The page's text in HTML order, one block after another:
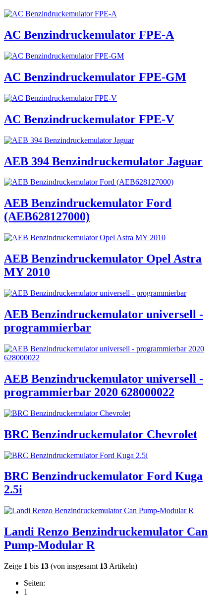
AC Benzindruckemulator FPE-A
AC Benzindruckemulator FPE-GM
AC Benzindruckemulator FPE-V
AEB 394 Benzindruckemulator Jaguar
AEB Benzindruckemulator Ford
(AEB628127000)
AEB Benzindruckemulator Opel Astra
MY 2010
AEB Benzindruckemulator universell -
programmierbar
AEB Benzindruckemulator universell -
programmierbar 2020 628000022
BRC Benzindruckemulator Chevrolet
BRC Benzindruckemulator Ford Kuga
2.5i
Landi Renzo Benzindruckemulator Can
Pump-Modular R
Zeige 1 bis 13 (von insgesamt 13 Artikeln)
Seiten:
1